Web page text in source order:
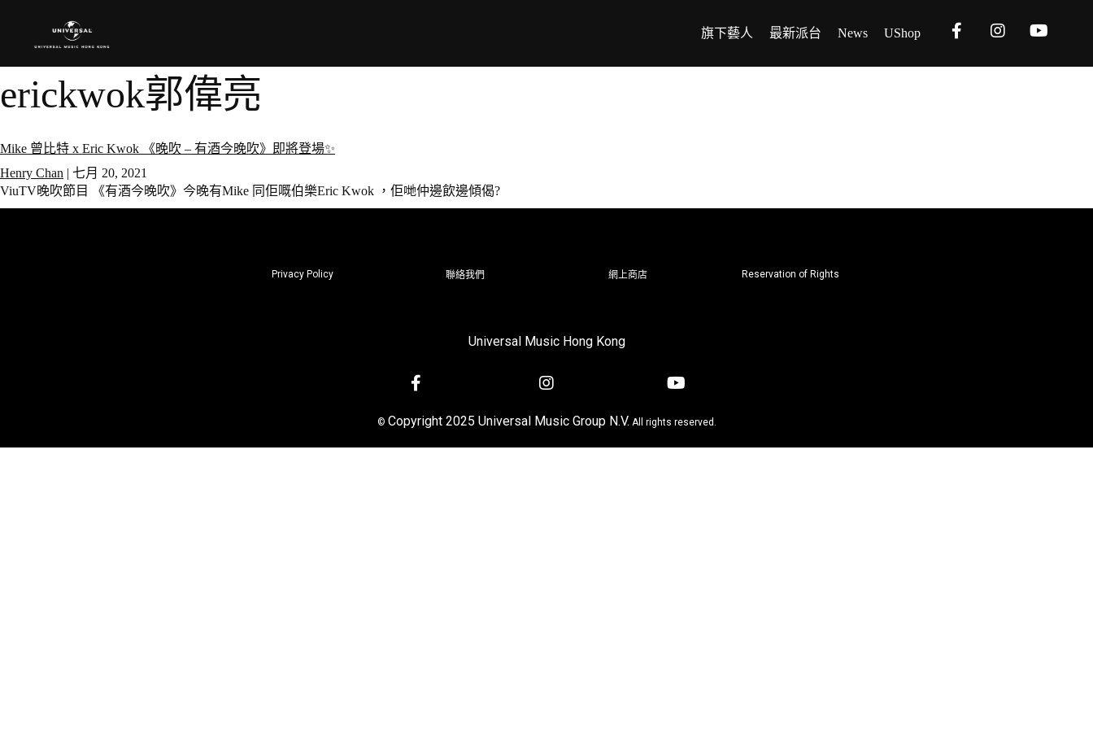
旗下藝人 最新派台 News UShop
erickwok郭偉亮
Mike 曾比特 x Eric Kwok 《晚吹 – 有酒今晚吹》即將登場✨
Henry Chan | 七月 20, 2021
ViuTV晚吹節目 《有酒今晚吹》今晚有Mike 同佢嘅伯樂Eric Kwok ，佢哋仲邊飲邊傾偈?
Privacy Policy 聯絡我們 網上商店 Reservation of Rights
Universal Music Hong Kong
© Copyright 2025 Universal Music Group N.V. All rights reserved.